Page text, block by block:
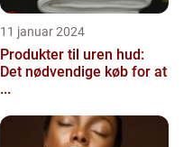
11 januar 2024
Produkter til uren hud:
Det nødvendige køb for at
...